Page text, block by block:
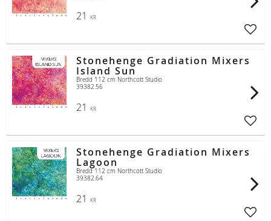
21 KR
Stonehenge Gradiation Mixers
Island Sun
Bredd 112 cm Northcott Studio
39382.56
21 KR
Stonehenge Gradiation Mixers
Lagoon
Bredd 112 cm Northcott Studio
39382.64
21 KR